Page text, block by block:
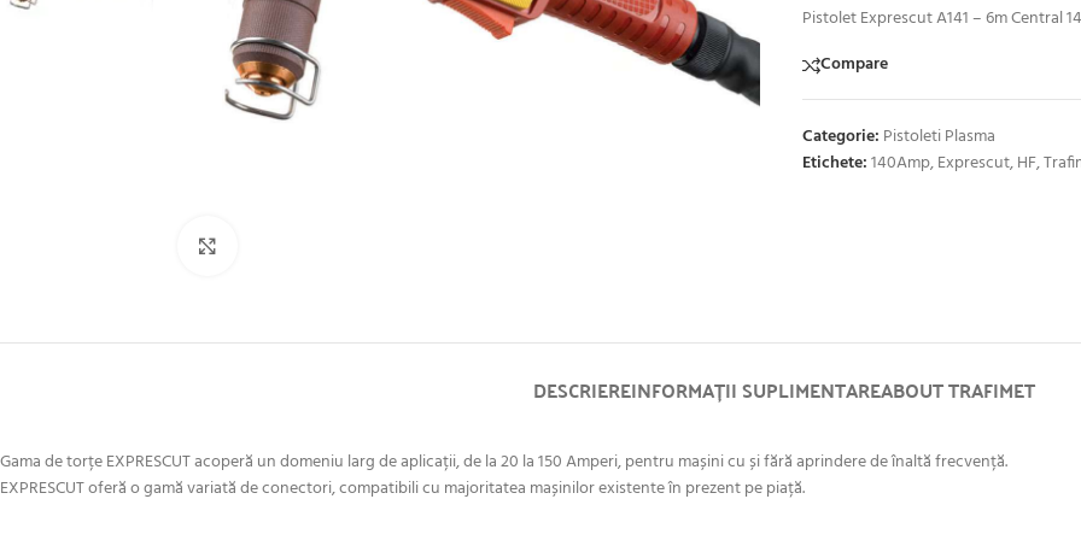
Pistolet Exprescut A141 – 6m Central
Compare
Categorie: Pistoleti Plasma
Etichete:140Amp,Exprescut,HF,
DESCRIEREINFORMAȚII SUPLIMENTAREABOUT TRAFIMET
Gama de torțe EXPRESCUT acoperă un domeniu larg de aplicații, de la 20 la 150 Amperi, pentru mașini cu și fără aprindere de înaltă frecvență.
EXPRESCUT oferă o gamă variată de conectori, compatibili cu majoritatea mașinilor existente în prezent pe piață.